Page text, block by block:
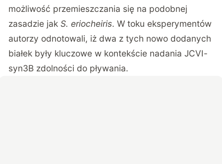
możliwość przemieszczania się na podobnej
zasadzie jak S. eriocheiris. W toku eksperymentów
autorzy odnotowali, iż dwa z tych nowo dodanych
białek były kluczowe w kontekście nadania JCVI-
syn3B zdolności do pływania.